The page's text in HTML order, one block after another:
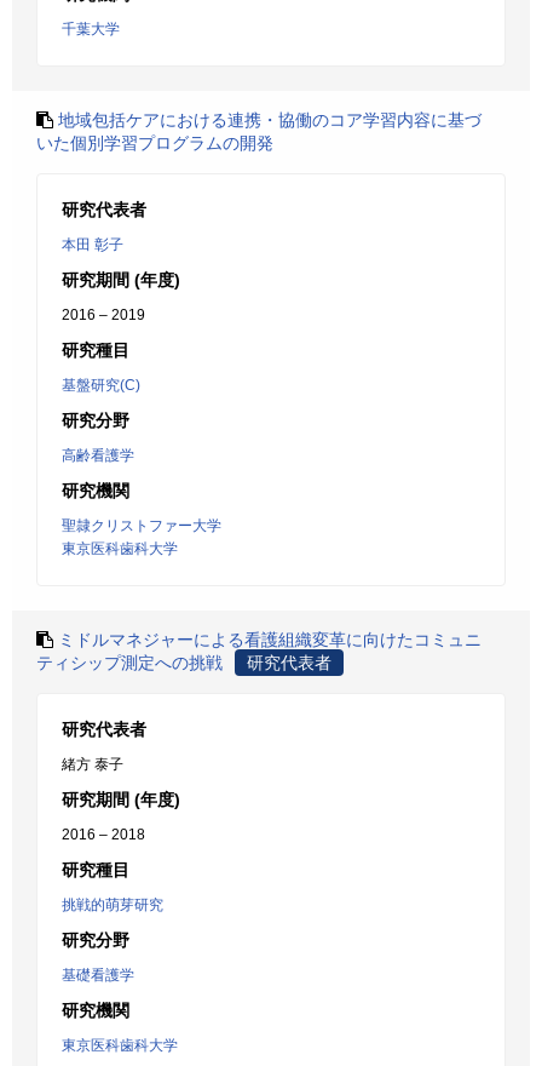
千葉大学
地域包括ケアにおける連携・協働のコア学習内容に基づ
いた個別学習プログラムの開発
研究代表者
本田 彰子
研究期間 (年度)
2016 – 2019
研究種目
基盤研究(C)
研究分野
高齢看護学
研究機関
聖隷クリストファー大学
東京医科歯科大学
ミドルマネジャーによる看護組織変革に向けたコミュニ
ティシップ測定への挑戦
研究代表者
研究代表者
緒方 泰子
研究期間 (年度)
2016 – 2018
研究種目
挑戦的萌芽研究
研究分野
基礎看護学
研究機関
東京医科歯科大学